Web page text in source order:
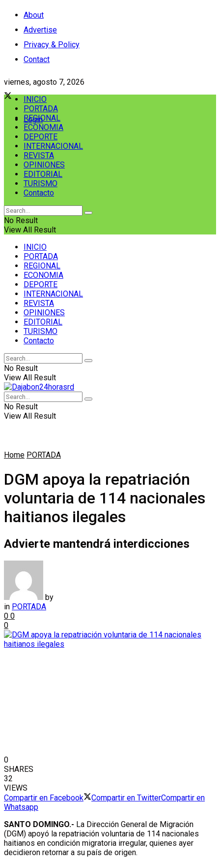
About
Advertise
Privacy & Policy
Contact
viernes, agosto 7, 2026
Login
INICIO
PORTADA
REGIONAL
ECONOMIA
DEPORTE
INTERNACIONAL
REVISTA
OPINIONES
EDITORIAL
TURISMO
Contacto
No Result
View All Result
INICIO
PORTADA
REGIONAL
ECONOMIA
DEPORTE
INTERNACIONAL
REVISTA
OPINIONES
EDITORIAL
TURISMO
Contacto
No Result
View All Result
No Result
View All Result
Home PORTADA
DGM apoya la repatriación
voluntaria de 114 nacionales
haitianos ilegales
Advierte mantendrá interdicciones
by
in PORTADA
0 0
0
0
SHARES
32
VIEWS
Compartir en Facebook
Compartir en TwitterCompartir en
Whatsapp
SANTO DOMINGO.- La Dirección General de Migración
(DGM) apoyó la repatriación voluntaria de 114 nacionales
haitianos en condición migratoria irregular, quienes ayer
decidieron retornar a su país de origen.